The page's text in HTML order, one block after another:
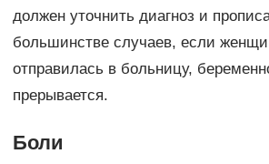
должен уточнить диагноз и
большинстве случаев, если
отправилась в больницу,
прерывается.
Боли